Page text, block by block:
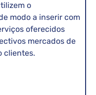
o
modo a inserir com
oferecidos
mercados de
clientes.